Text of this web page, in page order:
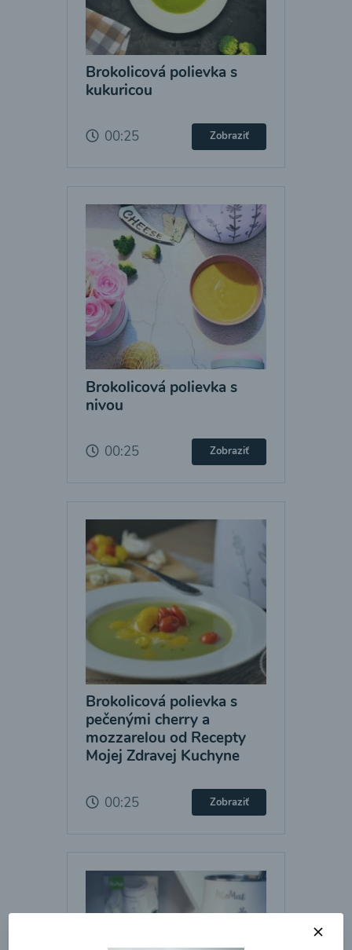
Brokolicová polievka s
kukuricou
00:25 Zobraziť
Brokolicová polievka s
nivou
00:25 Zobraziť
Brokolicová polievka s
pečenými cherry a
mozzarelou od Recepty
Mojej Zdravej Kuchyne
00:25 Zobraziť